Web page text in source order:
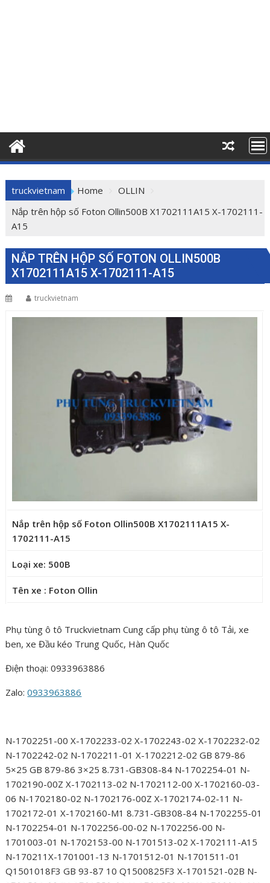
truckvietnam Home
OLLIN
Nắp trên hộp số Foton Ollin500B X1702111A15 X-1702111-
A15
NẮP TRÊN HỘP SỐ FOTON OLLIN500B
X1702111A15 X-1702111-A15
truckvietnam
Nắp trên hộp số Foton Ollin500B X1702111A15 X-
1702111-A15
Loại xe: 500B
Tên xe : Foton Ollin
Phụ tùng ô tô Truckvietnam Cung cấp phụ tùng ô tô Tải, xe
ben, xe Đầu kéo Trung Quốc, Hàn Quốc
Điện thoại: 0933963886
Zalo:0933963886
N-1702251-00 X-1702233-02 X-1702243-02 X-1702232-02
N-1702242-02 N-1702211-01 X-1702212-02 GB 879-86
5×25 GB 879-86 3×25 8.731-GB308-84 N-1702254-01 N-
1702190-00Z X-1702113-02 N-1702112-00 X-1702160-03-
06 N-1702180-02 N-1702176-00Z X-1702174-02-11 N-
1702172-01 X-1702160-M1 8.731-GB308-84 N-1702255-01
N-1702254-01 N-1702256-00-02 N-1702256-00 N-
1701003-01 N-1702153-00 N-1701513-02 X-1702111-A15
N-170211X-1701001-13 N-1701512-01 N-1701511-01
Q1501018F3 GB 93-87 10 Q1500825F3 X-1701521-02B N-